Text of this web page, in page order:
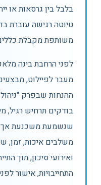
בלבל בין גרסאות או
טיוטה רגישה עוברת
משותפת מקבלת
לפני הרחבת בינה
מעבר לפיילוט,
בודקים תרחיש רגיל,
שנשמעת משכנעת אך
משלבים איכות, זמן,
ואירועי סיכון, תוך
התחייבויות, אישור